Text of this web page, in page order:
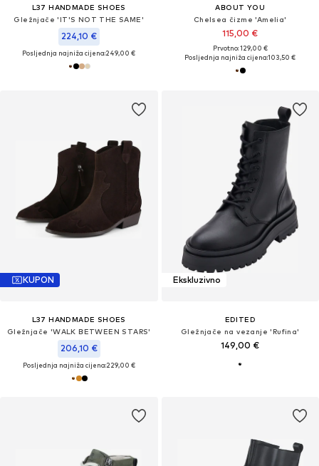
L37 HANDMADE SHOES
Gležnjače 'IT'S NOT THE SAME'
224,10 €
Posljednja najniža cijena:249,00 €
ABOUT YOU
Chelsea čizme 'Amelia'
115,00 €
Prvotno: 129,00 €
Posljednja najniža cijena:103,50 €
KUPON
L37 HANDMADE SHOES
Gležnjače 'WALK BETWEEN STARS'
206,10 €
Posljednja najniža cijena:229,00 €
Ekskluzivno
EDITED
Gležnjače na vezanje 'Rufina'
149,00 €